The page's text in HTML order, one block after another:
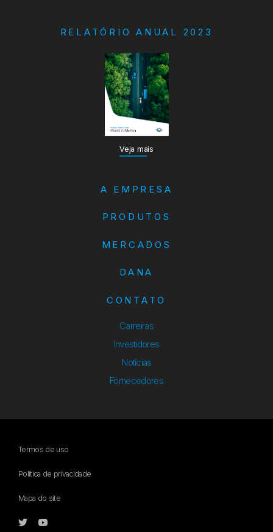
RELATÓRIO ANUAL 2023
Veja mais
A EMPRESA
PRODUTOS
MERCADOS
DANA
CONTATO
Carreiras
Investidores
Notícias
Fornecedores
Termos de uso
Política de privacidade
Mapa do site